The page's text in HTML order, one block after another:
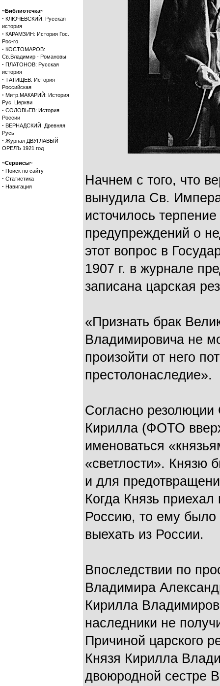
~Библиотечка~
· КЛЮЧЕВСКИЙ: Русская
история
· КАРАМЗИН: История Гос.
Рос-го
· КОСТОМАРОВ:
Св.Владимир - Романовы
· ПЛАТОНОВ: Русская
история
· ТАТИЩЕВ: История
Российская
· Митр.МАКАРИЙ: История
Рус. Церкви
· СОЛОВЬЕВ: История
России
· ВЕРНАДСКИЙ: Древняя
Русь
· Журнал ДВУГЛАВЫЙ
ОРЕЛЪ 1921 год
~Сервисы~
· Поиск по сайту
· Статистика
· Навигация
Начнем с того, что
вынудила Св.
источилось
предупреждений о
этот вопрос в
1907 г. в журнале
записана царская
«Признать брак
Владимировича не
произойти от него
престолонаследие».
Согласно
Кирилла (ФОТО
именоваться
«светлости». Князю
и для
Когда Князь
Россию, то ему было
выехать из России.
Впоследствии по
Владимира
Кирилла
наследники не
Причиной царского
Князя Кирилла
двоюродной сестре